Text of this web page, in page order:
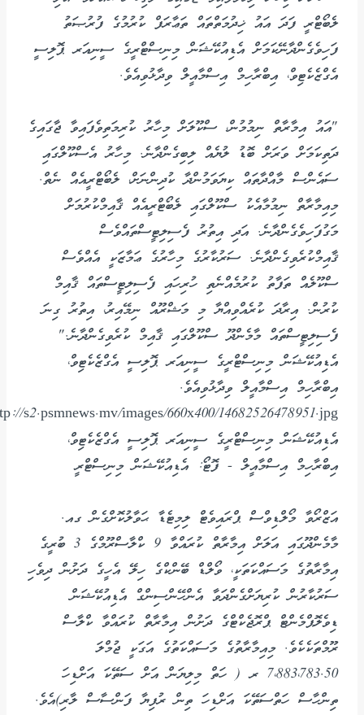
ލެބޯޓްރީ ފަދަ އައު ޚިދުމަތްތައް ތަޢާރަފް ކުރުމުގެ ފުރުޞަތު
ފަހިވެގެންދާނޭކަމަށް އެޑިއުކޭޝަން މިނިސްޓްރީގެ ސީނިއަރ ޕޮލިސީ
އެގްޒެކެޓިވް، އިބްރާހިމް އިސްމާއީލް ވިދާޅުވިއެވެ.
"އައު އިމާރާތް ނިމުމުން، ސްކޫލަށް މިހާރު ކުރިމަތިވެފައިވާ ޖާގައިގެ
ދަތިކަމަށް ވަރަށް ބޮޑު ލުޔެއް ލިބިގެންދާނެ. މިހާރު އެސްކޫލްގައި
ސައެންސް މާއްދާތައް ކިޔަވަމުންދާ ކުދިންނަށް، ލެބޯޓްރީއެއް ނެތް.
މިއިމާރާތް ނިމުމާއެކު ސްކޫލްގައި ލެބޯޓްރީއެއް ޤާއިމްކުރުމަށް
މަގުފަހިވެގެންދާނެ. އަދި އިތުރު ފެސިލިޓީސްތައްވެސް
ޤާއިމްކުރެވިގެންދާނެ. ސަރުކާރުގެ މިހާރުގެ ޢަމާޒަކީ އެއްވެސް
ސްކޫލެއް ތަފާތު ކުރުމެއްނެތި ހުރިހައި ފެސިލިޓީސްތައް ޤާއިމް
ކުރުން. އިރާދަ ކުރެއްވިއްޔާ މި މަޝްރޫއް ނިމޭއިރު، އިތުރު ގިނަ
ފެސިލިޓީސްތައް މާމެންދޫ ސްކޫލްގައި ޤާއިމް ކުރެވިގެންދާނެ."
އެޑިއުކޭޝަން މިނިސްޓްރީގެ ސީނިއަރ ޕޮލިސީ އެގްޒެކެޓިވް،
އިބްރާހިމް އިސްމާއީލް ވިދާޅުވިއެވެ.
އެޑިއުކޭޝަން މިނިސްޓްރީގެ ސީނިއަރ ޕޮލިސީ އެގްޒެކެޓިވް،
އިބްރާހިމް އިސްމާއީލް - ފޮޓޯ: އެޑިއުކޭޝަން މިނިސްޓްރީ
އަޒްރޯވާ މޯލްޑިވްސް ޕްރައިވެޓް ލިމިޓެޑާ ޙަވާލުކޮށްގެން ގއ.
މާމެންދޫގައި އަލަށް އިމާރާތް ކުރައްވާ 9 ކްލާސްރޫމްގެ 3 ބުރީގެ
އިމާރާތުގެ މަސައްކަތަކީ، ވޯލްޑް ބޭންކްގެ ހިލޭ އެހީގެ ދަށުން ދިވެހި
ސަރުކާރުން ކުރިޔަށްގެންދަވާ އެންހޭންސިންގް އެޑިއުކޭޝަން
ޑިވެލޮޕްމެންޓް ޕްރޮޖެކްޓްގެ ދަށުން އިމާރާތް ކުރައްވާ ކްލާސް
ރޫމްތަކެކެވެ. މިއިމާރާތުގެ މަސައްކަތުގެ އަގަކީ ޖުމްލަ
7،883،783.50 ރ ( ހަތް މިލިޔަން އަށް ސަތޭކަ އަށްޑިހަ
ތިންހާސް ހަތްސަތޭކަ އަށްޑިހަ ތިން ރުފިޔާ ފަންސާސް ލާރި)އެވެ.